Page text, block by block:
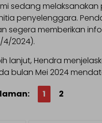
sedang
penyelenggara.
segera memberikan
4/2024).
lanjut, Hendra
bulan Mei 2024
1 2